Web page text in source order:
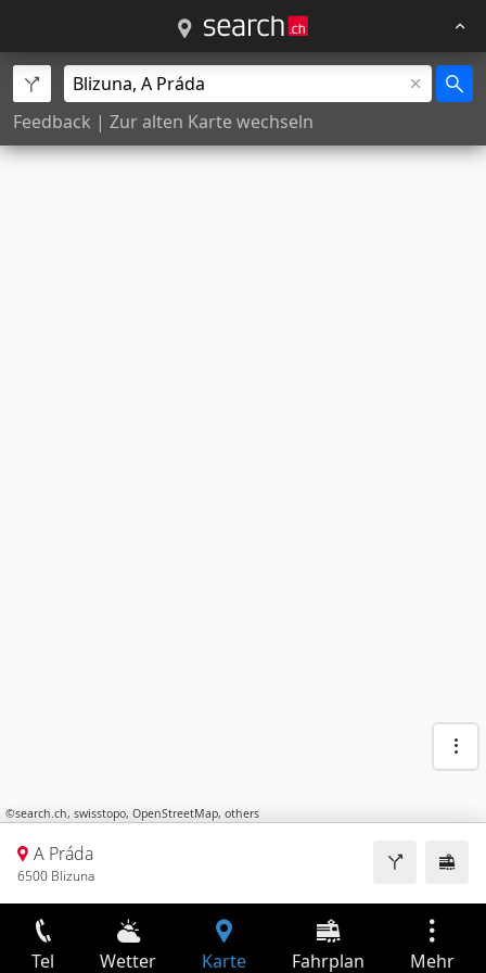
Feedback | Zur alten Karte wechseln
©search.ch, swisstopo, OpenStreetMap, others
A Práda
6500 Blizuna
Tel Wetter Karte Fahrplan Mehr